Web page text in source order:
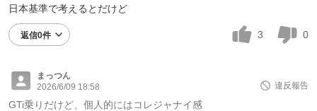
日本基準で考えるとだけど
返信0件 3 0
まっつん
2026/6/09 18:58
違反報告
GTi乗りだけど、個人的にはコレジャナイ感